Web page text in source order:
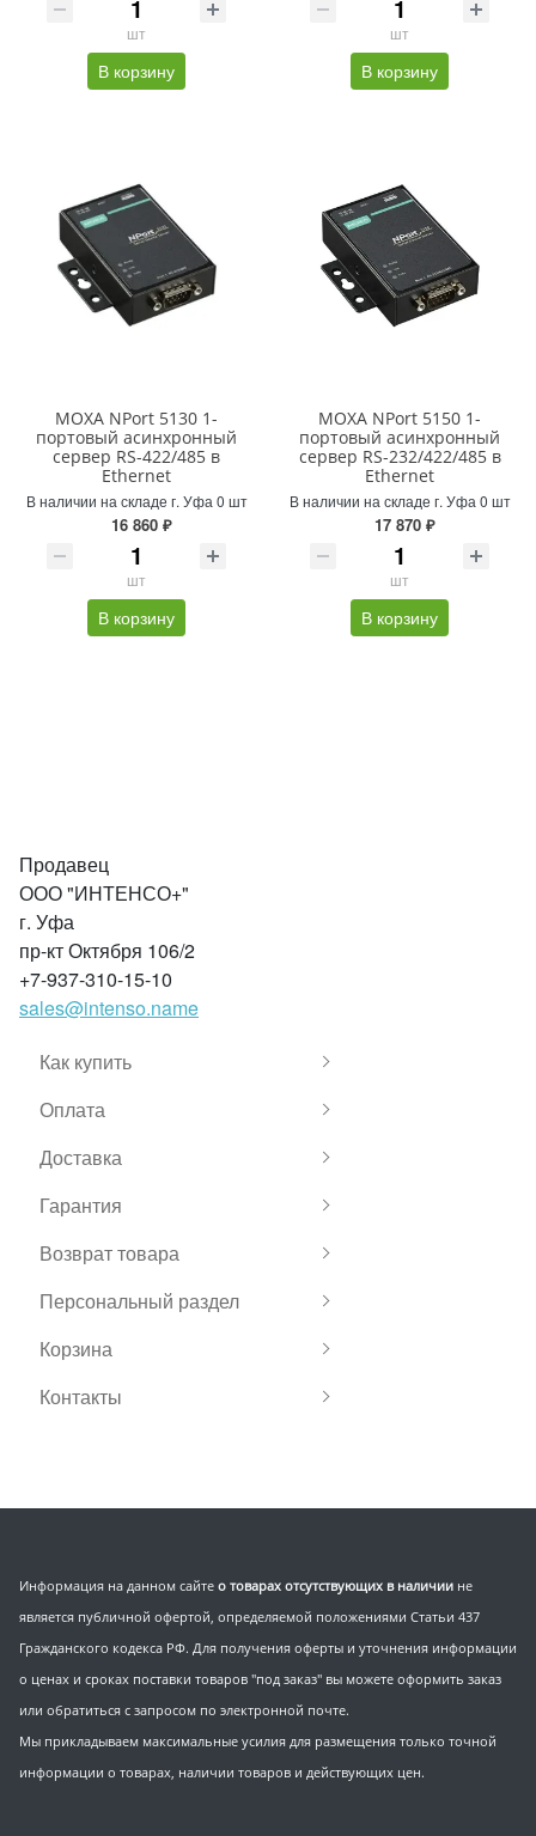
шт
В корзину
шт
В корзину
MOXA NPort 5130 1-
портовый асинхронный
сервер RS-422/485 в
Ethernet
В наличии на складе г. Уфа 0 шт
16 860 ₽
шт
В корзину
MOXA NPort 5150 1-
портовый асинхронный
сервер RS-232/422/485 в
Ethernet
В наличии на складе г. Уфа 0 шт
17 870 ₽
шт
В корзину
Продавец
ООО "ИНТЕНСО+"
г. Уфа
пр-кт Октября 106/2
+7-937-310-15-10
sales@intenso.name
Как купить
Оплата
Доставка
Гарантия
Возврат товара
Персональный раздел
Корзина
Контакты
Информация на данном сайте о товарах отсутствующих в наличии не
является публичной офертой, определяемой положениями Статьи 437
Гражданского кодекса РФ. Для получения оферты и уточнения информации
о ценах и сроках поставки товаров "под заказ" вы можете оформить заказ
или обратиться с запросом по электронной почте.
Мы прикладываем максимальные усилия для размещения только точной
информации о товарах, наличии товаров и действующих цен.